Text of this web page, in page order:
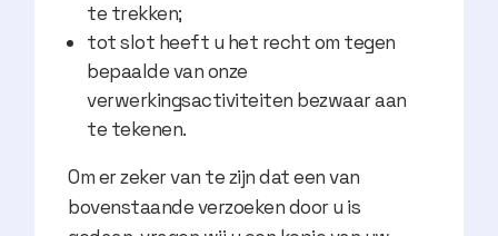
te trekken;
tot slot heeft u het recht om tegen
bepaalde van onze
verwerkingsactiviteiten bezwaar aan
te tekenen.
Om er zeker van te zijn dat een van
bovenstaande verzoeken door u is